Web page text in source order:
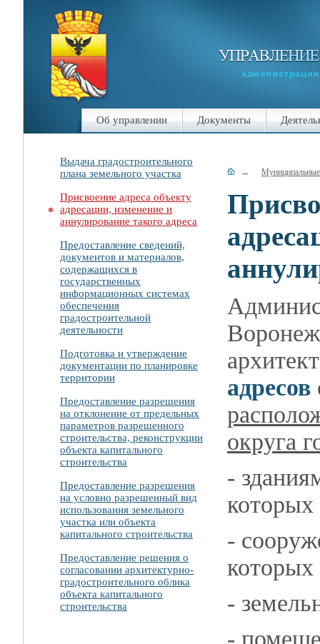
Об управлении Документы
Выдача градостроительного
плана земельного участка
Присвоение адреса объекту
адресации, изменение и
аннулирование такого адреса
Предоставление сведений,
документов и материалов,
содержащихся в
государственных
информационных системах
обеспечения
градостроительной
деятельности
Подготовка и утверждение
документации по планировке
территории
Предоставление разрешения
на отклонение от предельных
параметров разрешенного
строительства, реконструкции
объекта капитального
строительства
Предоставление разрешения
на условно разрешенный вид
использования земельного
участка или объекта
капитального строительства
Предоставление решения о
согласовании архитектурно-
градостроительного облика
объекта капитального
строительства
→
Воронеж
адресов
округа
-
которых
-
которых
-
-